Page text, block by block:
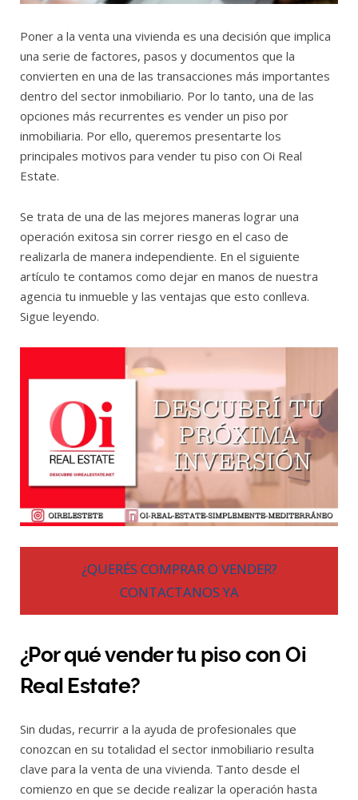
Poner a la venta una vivienda es una decisión que implica
una serie de factores, pasos y documentos que la
convierten en una de las transacciones más importantes
dentro del sector inmobiliario. Por lo tanto, una de las
opciones más recurrentes es vender un piso por
inmobiliaria. Por ello, queremos presentarte los
principales motivos para vender tu piso con Oi Real
Estate.
Se trata de una de las mejores maneras lograr una
operación exitosa sin correr riesgo en el caso de
realizarla de manera independiente. En el siguiente
artículo te contamos como dejar en manos de nuestra
agencia tu inmueble y las ventajas que esto conlleva.
Sigue leyendo.
¿QUERÉS COMPRAR O VENDER?
CONTACTANOS YA
¿Por qué vender tu piso con Oi
Real Estate?
Sin dudas, recurrir a la ayuda de profesionales que
conozcan en su totalidad el sector inmobiliario resulta
clave para la venta de una vivienda. Tanto desde el
comienzo en que se decide realizar la operación hasta